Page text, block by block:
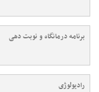
برنامه درمانگاه و نوبت دهی
رادیولوژی